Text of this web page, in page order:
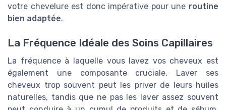
votre chevelure est donc impérative pour une routine
bien adaptée.
La Fréquence Idéale des Soins Capillaires
La fréquence à laquelle vous lavez vos cheveux est
également une composante cruciale. Laver ses
cheveux trop souvent peut les priver de leurs huiles
naturelles, tandis que ne pas les laver assez souvent